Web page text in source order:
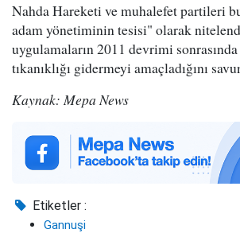
Nahda Hareketi ve muhalefet partileri
adam yönetiminin tesisi" olarak
uygulamaların 2011 devrimi
tıkanıklığı gidermeyi amaçladığını
Kaynak: Mepa News
Etiketler :
Gannuşi